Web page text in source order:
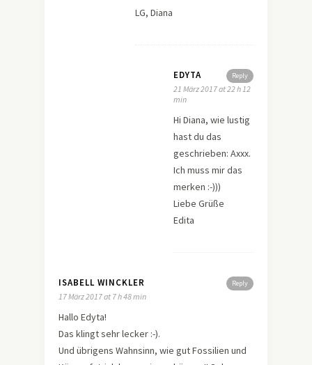
LG, Diana
Reply
EDYTA
21 März 2017 at 22 h 12
min
Hi Diana, wie lustig
hast du das
geschrieben: Axxx.
Ich muss mir das
merken :-)))
Liebe Grüße
Edita
Reply
ISABELL WINCKLER
17 März 2017 at 7 h 48 min
Hallo Edyta!
Das klingt sehr lecker :-).
Und übrigens Wahnsinn, wie gut Fossilien und